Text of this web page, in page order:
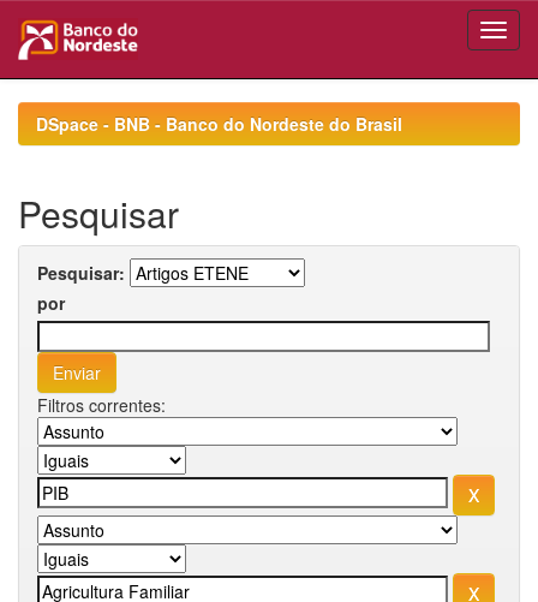
navigationDSpace - BNB - Banco do Nordeste do Brasil
Pesquisar
Pesquisar:
por
Filtros correntes: